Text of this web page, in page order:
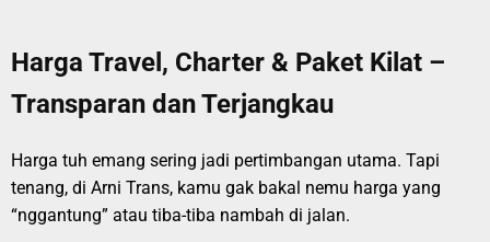
Harga Travel, Charter & Paket Kilat –
Transparan dan Terjangkau
Harga tuh emang sering jadi pertimbangan utama. Tapi
tenang, di Arni Trans, kamu gak bakal nemu harga yang
“nggantung” atau tiba-tiba nambah di jalan.